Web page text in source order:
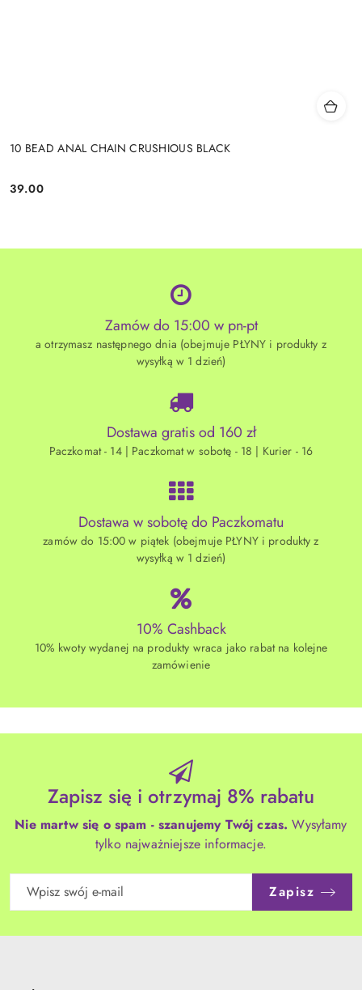
10 BEAD ANAL CHAIN CRUSHIOUS BLACK
Cena:
39.00
Zamów do 15:00 w pn-pt
a otrzymasz następnego dnia (obejmuje PŁYNY i produkty z
wysyłką w 1 dzień)
Dostawa gratis od 160 zł
Paczkomat - 14 | Paczkomat w sobotę - 18 | Kurier - 16
Dostawa w sobotę do Paczkomatu
zamów do 15:00 w piątek (obejmuje PŁYNY i produkty z
wysyłką w 1 dzień)
10% Cashback
10% kwoty wydanej na produkty wraca jako rabat na kolejne
zamówienie
Zapisz się i otrzymaj 8% rabatu
Nie martw się o spam - szanujemy Twój czas. Wysyłamy
tylko najważniejsze informacje.
Zapisz